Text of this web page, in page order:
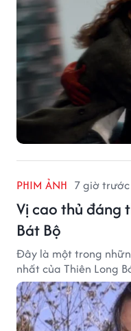
PHIM ẢNH 7 giờ trước
Vị cao thủ đáng
Bát Bộ
Đây là một trong
nhất của Thiên Long